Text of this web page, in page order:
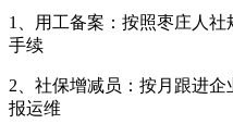
1、用工备案：按照枣庄人
手续
2、社保增减员：按月跟进
报运维